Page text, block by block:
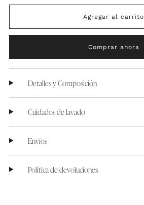
Agregar al carrito
Comprar ahora
Detalles y Composición
Cuidados de lavado
Envíos
Política de devoluciones